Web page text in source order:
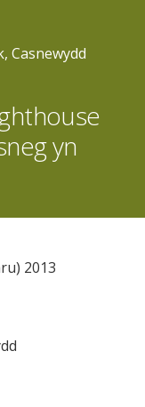
Casnewydd
yn
2013